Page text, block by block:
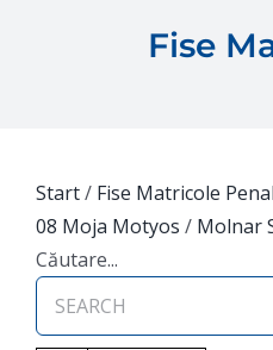
Fise
Start/ Fise Matricole
08 Moja Motyos / Molnar
Căutare...